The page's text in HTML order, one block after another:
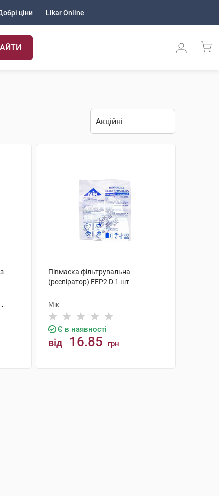
ціни Likar Online
Півмаска фільтрувальна
(респіратор) FFP2 D 1 шт
Мік
Є в наявності
від 16.85 грн